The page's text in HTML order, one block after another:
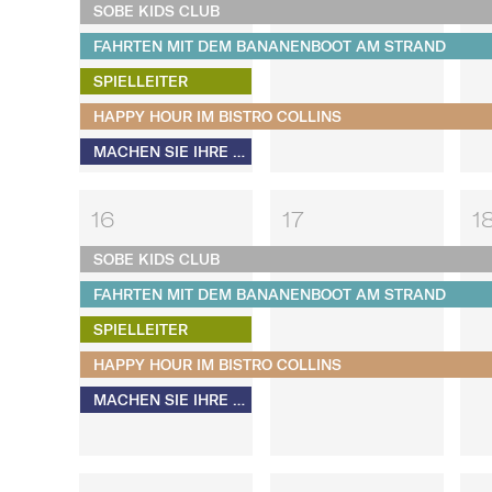
SOBE KIDS CLUB
FAHRTEN MIT DEM BANANENBOOT AM STRAND
SPIELLEITER
HAPPY HOUR IM BISTRO COLLINS
MACHEN SIE IHRE EIGENEN S'MORES​​​​​​​
16
SOBE KIDS CLUB
FAHRTEN MIT DEM BANANENBOOT AM STRAND
SPIELLEITER
HAPPY HOUR IM BISTRO COLLINS
MACHEN SIE IHRE EIGENEN S'MORES​​​​​​​
17